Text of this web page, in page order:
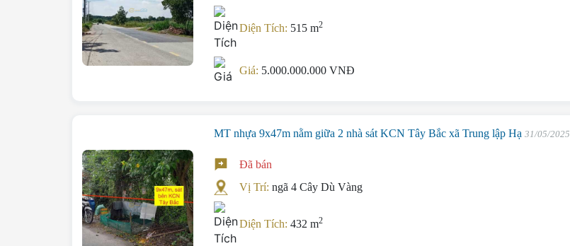
Diện Tích: 515 m2
Giá: 5.000.000.000 VNĐ
MT nhựa 9x47m nằm giữa 2 nhà sát KCN Tây Bắc xã Trung lập Hạ31/05/2025
Đã bán
Vị Trí:ngã 4 Cây Dù Vàng
Diện Tích:432 m2